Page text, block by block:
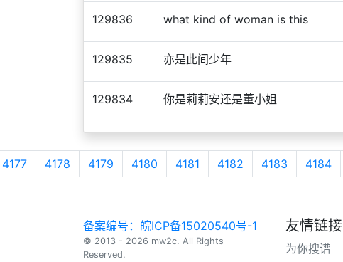
129836 what kind of woman is this
129835 亦是此间少年
129834 你是莉莉安还是董小姐
4177 4178 4179 4180 4181 4182 4183 4184
备案编号：皖ICP备15020540号-1
© 2013 - 2026 mw2c. All Rights
Reserved.
友情链接
为你搜谱